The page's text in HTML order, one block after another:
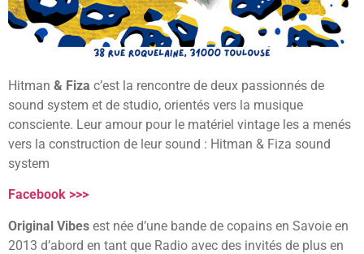
Hitman & Fiza c’est la rencontre de deux passionnés de
sound system et de studio, orientés vers la musique
consciente. Leur amour pour le matériel vintage les a menés
vers la construction de leur sound : Hitman & Fiza sound
system
Facebook >>>
Original Vibes est née d’une bande de copains en Savoie en
2013 d’abord en tant que Radio avec des invités de plus en